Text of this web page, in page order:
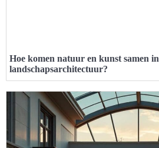
Hoe komen natuur en kunst samen in
landschapsarchitectuur?